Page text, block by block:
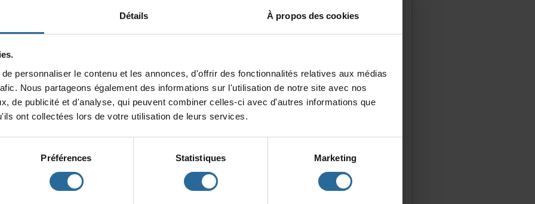
Détails Àproposdescookies
ciavecd'autresinformationsque
Préférences Statistiques Marketing
Enfants